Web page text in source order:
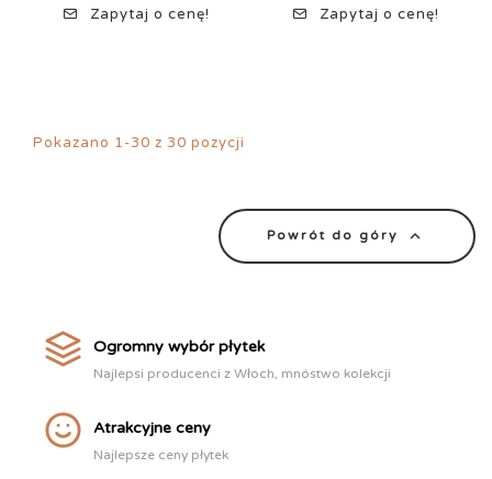
Zapytaj o cenę! Zapytaj o cenę!
Pokazano 1-30 z 30 pozycji
Powrót do góry 
Ogromny wybór płytek
Najlepsi producenci z Włoch, mnóstwo kolekcji
Atrakcyjne ceny
Najlepsze ceny płytek